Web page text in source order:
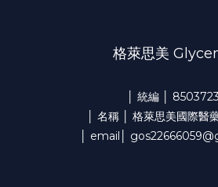
格萊思美
│ 統編 │
│ 名稱 │ 格萊思美國際醫
│ email│